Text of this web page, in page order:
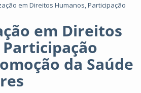
em Direitos Humanos, Participação
em Direitos
da Saúde